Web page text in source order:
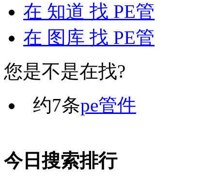
在 知道 找 PE管
在 图库 找 PE管
您是不是在找?
约7条pe管件
今日搜索排行